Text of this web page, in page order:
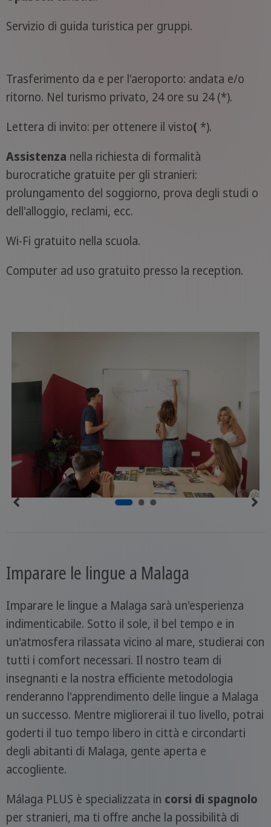
Servizio di guida turistica per gruppi.
Trasferimento da e per l'aeroporto: andata e/o
ritorno. Nel turismo privato, 24 ore su 24 (*).
Lettera di invito: per ottenere il visto( *).
Assistenza nella richiesta di formalità
burocratiche gratuite per gli stranieri:
prolungamento del soggiorno, prova degli studi o
dell'alloggio, reclami, ecc.
Wi-Fi gratuito nella scuola.
Computer ad uso gratuito presso la reception.
Imparare le lingue a Malaga
Imparare le lingue a Malaga sarà un'esperienza
indimenticabile. Sotto il sole, il bel tempo e in
un'atmosfera rilassata vicino al mare, studierai con
tutti i comfort necessari. Il nostro team di
insegnanti e la nostra efficiente metodologia
renderanno l'apprendimento delle lingue a Malaga
un successo. Mentre migliorerai il tuo livello, potrai
goderti il tuo tempo libero in città e circondarti
degli abitanti di Malaga, gente aperta e
accogliente.
Málaga PLUS è specializzata in corsi di spagnolo
per stranieri, ma ti offre anche la possibilità di